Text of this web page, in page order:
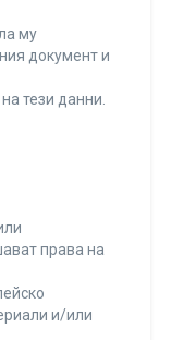
му
документ и
тези данни.
права на
и/или